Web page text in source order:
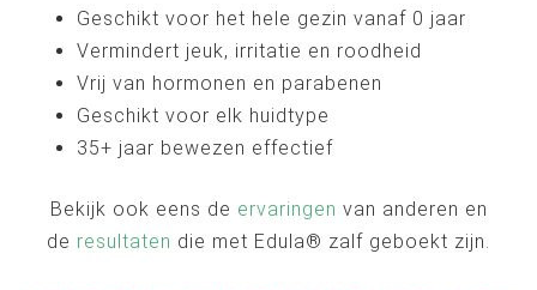
Geschikt voor het hele gezin vanaf 0 jaar
Vermindert jeuk, irritatie en roodheid
Vrij van hormonen en parabenen
Geschikt voor elk huidtype
35+ jaar bewezen effectief
Bekijk ook eens de ervaringen van anderen en
de resultaten die met Edula® zalf geboekt zijn.